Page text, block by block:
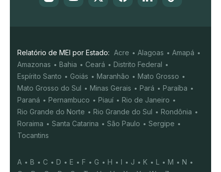
Relatório de MEI por Estado: Acre Alagoas
Amapá
Amazonas
Bahia Ceará
Distrito Federal
Espírito Santo
Goiás Maranhão
Mato Grosso
Mato Grosso do Sul
Minas Gerais Pará
Paraíba
Paraná
Pernambuco Piauí
Rio de Janeiro
Rio Grande do Norte
Rio Grande do Sul
Rondônia
Roraima
Santa Catarina São Paulo
Sergipe
Tocantins
A B C D E F G H I J K L M
N